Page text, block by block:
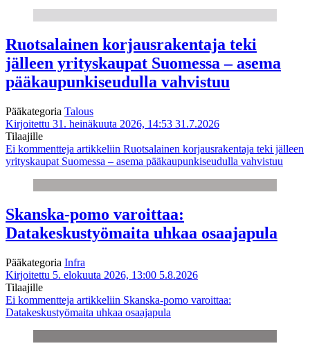
Ruotsalainen korjausrakentaja teki
jälleen yrityskaupat Suomessa – asema
pääkaupunkiseudulla vahvistuu
Pääkategoria Talous
Kirjoitettu 31. heinäkuuta 2026, 14:53 31.7.2026
Tilaajille
Ei kommentteja artikkeliin Ruotsalainen korjausrakentaja teki jälleen
yrityskaupat Suomessa – asema pääkaupunkiseudulla vahvistuu
Skanska-pomo varoittaa:
Datakeskustyömaita uhkaa osaajapula
Pääkategoria Infra
Kirjoitettu 5. elokuuta 2026, 13:00 5.8.2026
Tilaajille
Ei kommentteja artikkeliin Skanska-pomo varoittaa:
Datakeskustyömaita uhkaa osaajapula